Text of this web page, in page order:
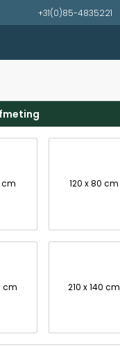
+31(0)85-4835221
cm 120 x 80 cm
cm 210 x 140 cm